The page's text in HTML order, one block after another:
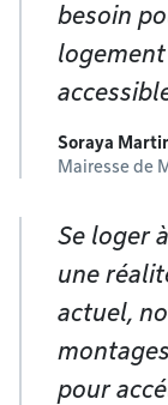
besoin
Soraya
Mairesse de
Se loger
une
actuel,
pour